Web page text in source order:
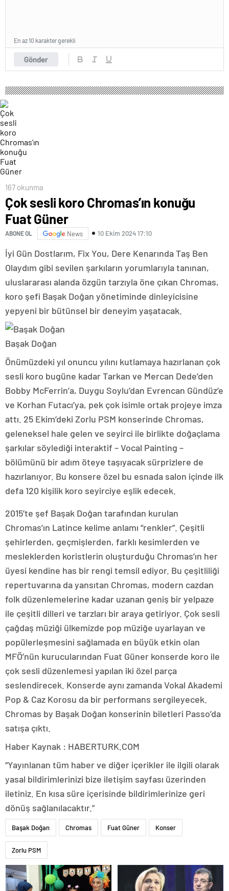
Gönder
En az 10 karakter gerekli
167 okunma
Çok sesli koro Chromas’ın konuğu
Fuat Güner
ABONE OL News 10 Ekim 2024 17:10
İyi Gün Dostlarım, Fix You, Dere Kenarında Taş Ben
Olaydım gibi sevilen şarkıların yorumlarıyla tanınan,
uluslararası alanda özgün tarzıyla öne çıkan Chromas,
koro şefi Başak Doğan yönetiminde dinleyicisine
yepyeni bir bütünsel bir deneyim yaşatacak.
Başak Doğan
Önümüzdeki yıl onuncu yılını kutlamaya hazırlanan çok
sesli koro bugüne kadar Tarkan ve Mercan Dede’den
Bobby McFerrin’a, Duygu Soylu’dan Evrencan Gündüz’e
ve Korhan Futacı’ya, pek çok isimle ortak projeye imza
attı. 25 Ekim’deki Zorlu PSM konserinde Chromas,
geleneksel hale gelen ve seyirci ile birlikte doğaçlama
şarkılar söylediği interaktif – Vocal Painting –
bölümünü bir adım öteye taşıyacak sürprizlere de
hazırlanıyor. Bu konsere özel bu esnada salon içinde ilk
defa 120 kişilik koro seyirciye eşlik edecek.
2015’te şef Başak Doğan tarafından kurulan
Chromas’ın Latince kelime anlamı “renkler”. Çeşitli
şehirlerden, geçmişlerden, farklı kesimlerden ve
mesleklerden koristlerin oluşturduğu Chromas’ın her
üyesi kendine has bir rengi temsil ediyor. Bu çeşitliliği
repertuvarına da yansıtan Chromas, modern cazdan
folk düzenlemelerine kadar uzanan geniş bir yelpaze
ile çeşitli dilleri ve tarzları bir araya getiriyor. Çok sesli
çağdaş müziği ülkemizde pop müziğe uyarlayan ve
popülerleşmesini sağlamada en büyük etkin olan
MFÖ’nün kurucularından Fuat Güner konserde koro ile
çok sesli düzenlemesi yapılan iki özel parça
seslendirecek. Konserde aynı zamanda Vokal Akademi
Pop & Caz Korosu da bir performans sergileyecek.
Chromas by Başak Doğan konserinin biletleri Passo’da
satışa çıktı.
Haber Kaynak : HABERTURK.COM
“Yayınlanan tüm haber ve diğer içerikler ile ilgili olarak
yasal bildirimlerinizi bize iletişim sayfası üzerinden
iletiniz. En kısa süre içerisinde bildirimlerinize geri
dönüş sağlanılacaktır.”
Başak Doğan Chromas Fuat Güner Konser
Zorlu PSM